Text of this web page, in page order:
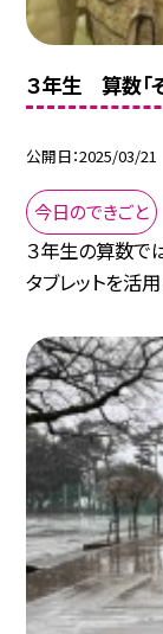
３年生 算数「
公開日 2025/03/21
今日のできごと
３年生の算数で
タブレットを活